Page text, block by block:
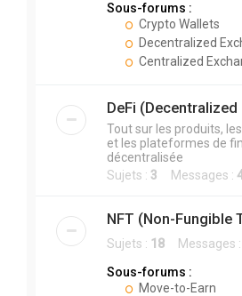
Sous-forums :
Crypto Wallets
Decentralized
Centralized
DeFi (Decentralized
Tout sur les produits,
et les plateformes de
décentralisée
Sujets : 3 Messages :
NFT (Non-Fungible
Sujets : 18 Messages :
Sous-forums :
Move-to-Earn